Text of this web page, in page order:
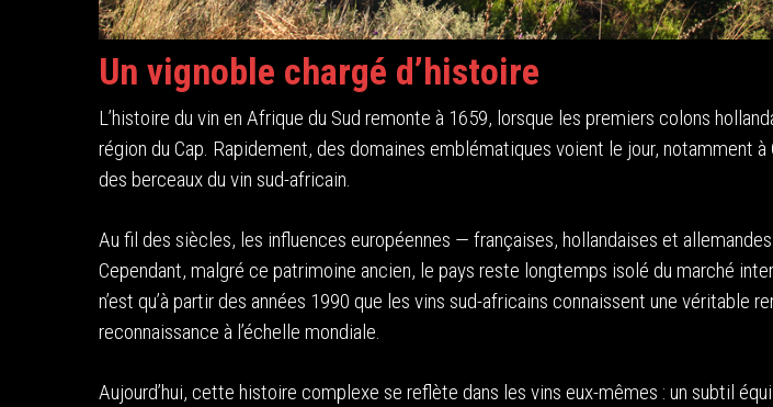
Un vignoble chargé d’histoire
L’histoire du vin en Afrique du Sud remonte à 1659, lorsque les premiers colons
région du Cap. Rapidement, des domaines emblématiques voient le jour, notamment à
des berceaux du vin sud-africain.
Au fil des siècles, les influences européennes — françaises, hollandaises et
Cependant, malgré ce patrimoine ancien, le pays reste longtemps isolé du marché
n’est qu’à partir des années 1990 que les vins sud-africains connaissent une véritable
reconnaissance à l’échelle mondiale.
Aujourd’hui, cette histoire complexe se reflète dans les vins eux-mêmes : un subtil